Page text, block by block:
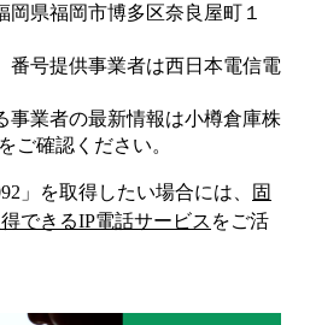
岡県福岡市博多区奈良屋町１
番号提供事業者は西日本電信電
事業者の最新情報は小樽倉庫株
をご確認ください。
」を取得したい場合には、
固
得できるIP電話サービス をご活